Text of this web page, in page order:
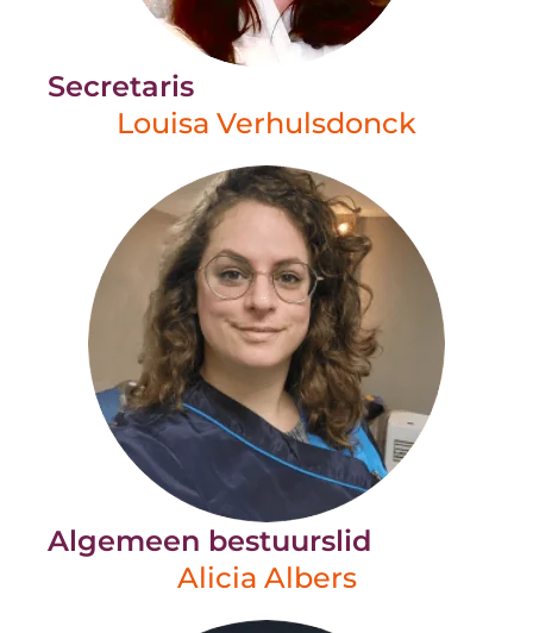
Secretaris
Louisa Verhulsdonck
Algemeen bestuurslid
Alicia Albers